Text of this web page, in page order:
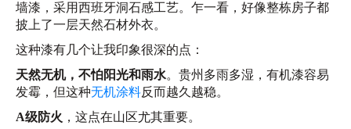
墙漆，采用西班牙洞石感工艺。乍一看，好像整栋房子都
披上了一层天然石材外衣。
这种漆有几个让我印象很深的点：
天然无机，不怕阳光和雨水。贵州多雨多湿，有机漆容易
发霉，但这种无机涂料反而越久越稳。
A级防火 ，这点在山区尤其重要。